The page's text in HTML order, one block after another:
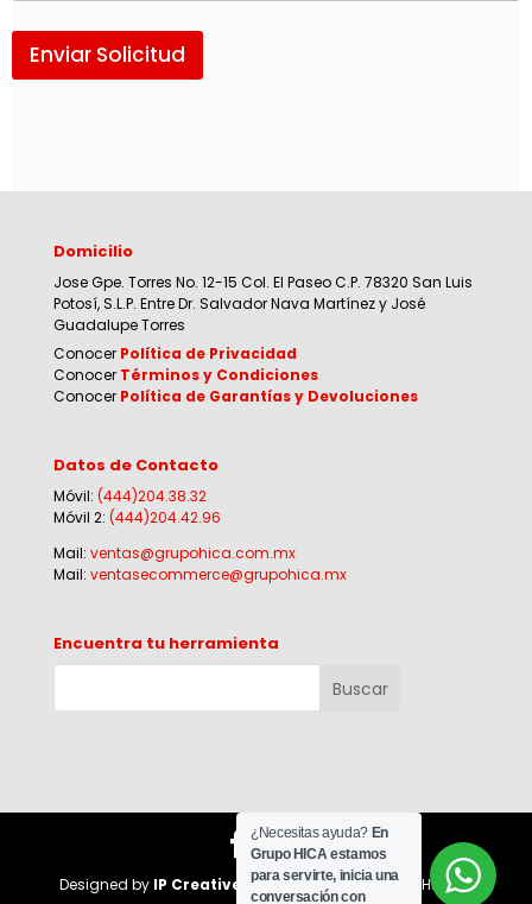
Enviar Solicitud
Domicilio
Jose Gpe. Torres No. 12-15 Col. El Paseo C.P. 78320 San Luis
Potosí, S.L.P. Entre Dr. Salvador Nava Martínez y José
Guadalupe Torres
Conocer Política de Privacidad
Conocer Términos y Condiciones
Conocer Política de Garantías y Devoluciones
Datos de Contacto
Móvil: (444)204.38.32
Móvil 2: (444)204.42.96
Mail: ventas@grupohica.com.mx
Mail: ventasecommerce@grupohica.mx
Encuentra tu herramienta
Designed by IP Creative Agencyfor Corporativo HI-CA |
¿Necesitas ayuda? En
Grupo HICA estamos
para servirte, inicia una
conversación con